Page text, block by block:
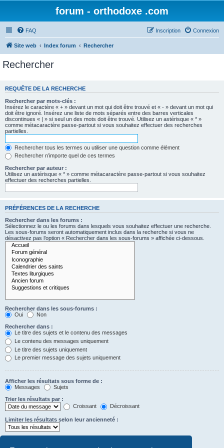
forum - orthodoxe .com
FAQ Connexion
Inscription
Site web Index forum Rechercher
Rechercher
REQUÊTE DE LA RECHERCHE
Rechercher par mots-clés :
Insérez le caractère « + » devant un mot qui doit être trouvé et « - » devant un mot qui
doit être ignoré. Insérez une liste de mots séparés entre des barres verticales
discontinues « | » si seul un des mots doit être trouvé. Utilisez un astérisque « * »
comme métacaractère passe-partout si vous souhaitez effectuer des recherches
partielles.
Rechercher tous les termes ou utiliser une question comme élément
Rechercher n’importe quel de ces termes
Rechercher par auteur :
Utilisez un astérisque « * » comme métacaractère passe-partout si vous souhaitez
effectuer des recherches partielles.
PRÉFÉRENCES DE LA RECHERCHE
Rechercher dans les forums :
Sélectionnez le ou les forums dans lesquels vous souhaitez effectuer une recherche.
Les sous-forums seront automatiquement inclus dans la recherche si vous ne
désactivez pas l’option « Rechercher dans les sous-forums » affichée ci-dessous.
Rechercher dans les sous-forums :
Oui
Non
Rechercher dans :
Le titre des sujets et le contenu des messages
Le contenu des messages uniquement
Le titre des sujets uniquement
Le premier message des sujets uniquement
Afficher les résultats sous forme de :
Messages
Sujets
Trier les résultats par :
Croissant
Décroissant
Limiter les résultats selon leur ancienneté :